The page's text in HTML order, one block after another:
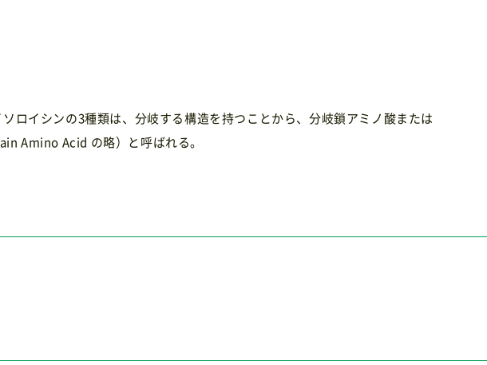
ロイシンの3種類は、分岐する構造を持つことから、分岐鎖アミノ酸または
Amino Acid の略）と呼ばれる。